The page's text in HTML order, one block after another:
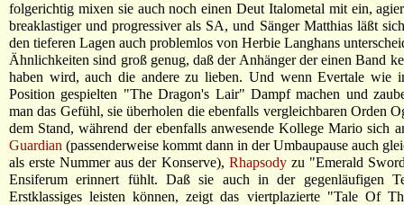
folgerichtig mixen sie auch noch einen Deut Italometal mit ein,
breaklastiger und progressiver als SA, und Sänger Matthias läßt
den tieferen Lagen auch problemlos von Herbie Langhans
Ähnlichkeiten sind groß genug, daß der Anhänger der einen Band
haben wird, auch die andere zu lieben. Und wenn Evertale wie
Position gespielten "The Dragon's Lair" Dampf machen und
man das Gefühl, sie überholen die ebenfalls vergleichbaren Orden
dem Stand, während der ebenfalls anwesende Kollege Mario sich
Guardian (passenderweise kommt dann in der Umbaupause auch
als erste Nummer aus der Konserve), Rhapsodyzu "Emerald
Ensiferum erinnert fühlt. Daß sie auch in der gegenläufigen
Erstklassiges leisten können, zeigt das viertplazierte "Tale Of